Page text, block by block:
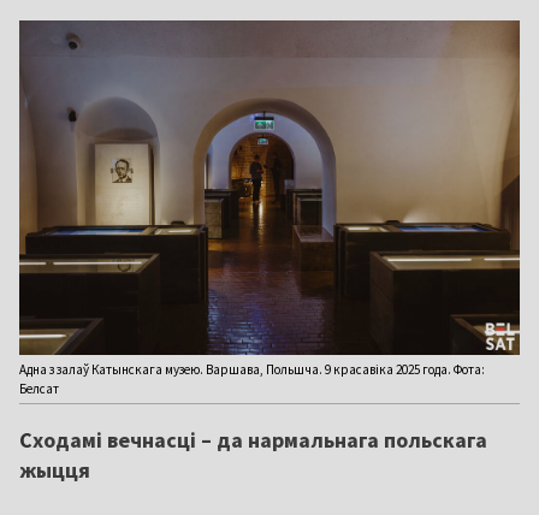
Адна з залаў Катынскага музею. Варшава, Польшча. 9 красавіка 2025 года. Фота:
Белсат
Сходамі вечнасці – да нармальнага польскага
жыцця